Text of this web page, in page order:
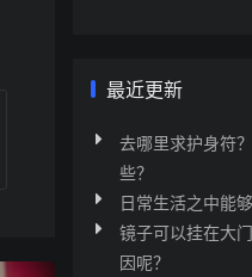
最近更新
去哪里求护身符
些？
日常生活之中能
镜子可以挂在大
因呢？